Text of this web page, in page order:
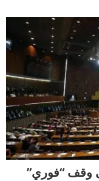
وقف “فوري”